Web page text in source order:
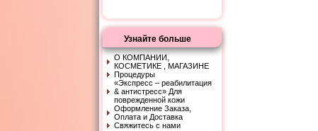
Узнайте больше
О КОМПАНИИ,
КОСМЕТИКЕ , МАГАЗИНЕ
Процедуры
«Экспресс – peaбилитaция
& aнтистpeсс» Для
поврежденной кожи
Оформление Заказа,
Оплата и Доставка
Свяжитесь с нами